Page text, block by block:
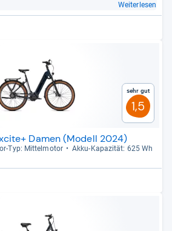
Weiterlesen
Sehr gut
1,5
Damen (Modell 2024)
​Typ: Mit­tel­mo­tor
Akku-​Kapa­zi­tät: 625 Wh